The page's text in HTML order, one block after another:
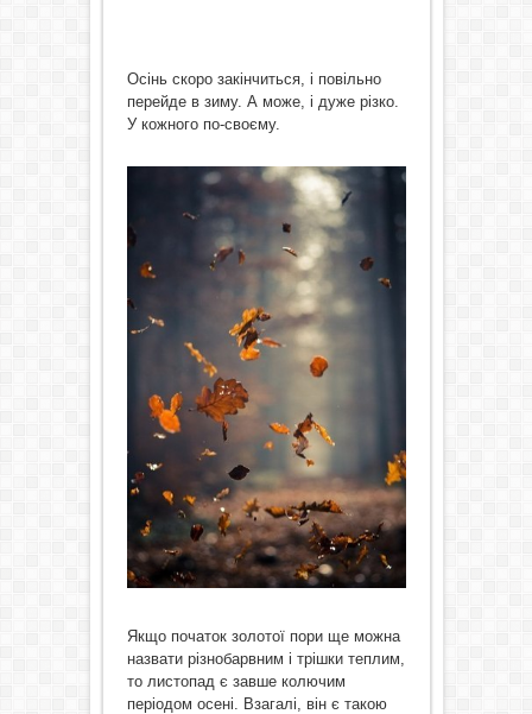
Осінь скоро закінчиться, і повільно
перейде в зиму. А може, і дуже різко.
У кожного по-своєму.
Якщо початок золотої пори ще можна
назвати різнобарвним і трішки теплим,
то листопад є завше колючим
періодом осені. Взагалі, він є такою